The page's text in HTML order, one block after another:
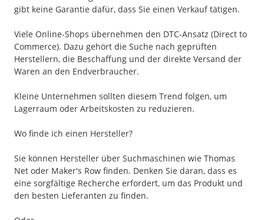
gibt keine Garantie dafür, dass Sie einen Verkauf tätigen.
Viele Online-Shops übernehmen den DTC-Ansatz (Direct to
Commerce). Dazu gehört die Suche nach geprüften
Herstellern, die Beschaffung und der direkte Versand der
Waren an den Endverbraucher.
Kleine Unternehmen sollten diesem Trend folgen, um
Lagerraum oder Arbeitskosten zu reduzieren.
Wo finde ich einen Hersteller?
Sie können Hersteller über Suchmaschinen wie Thomas
Net oder Maker's Row finden. Denken Sie daran, dass es
eine sorgfältige Recherche erfordert, um das Produkt und
den besten Lieferanten zu finden.